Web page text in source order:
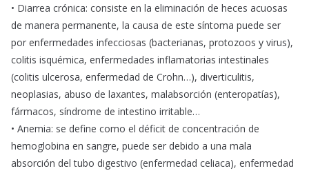
• Diarrea crónica: consiste en la eliminación de heces acuosas
de manera permanente, la causa de este síntoma puede ser
por enfermedades infecciosas (bacterianas, protozoos y virus),
colitis isquémica, enfermedades inflamatorias intestinales
(colitis ulcerosa, enfermedad de Crohn…), diverticulitis,
neoplasias, abuso de laxantes, malabsorción (enteropatías),
fármacos, síndrome de intestino irritable…
• Anemia: se define como el déficit de concentración de
hemoglobina en sangre, puede ser debido a una mala
absorción del tubo digestivo (enfermedad celiaca), enfermedad